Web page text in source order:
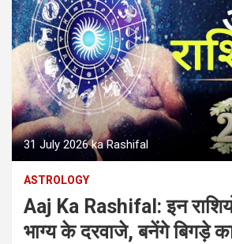
31 July 2026 ka Rashifal
ASTROLOGY
Aaj Ka Rashifal: इन
भाग्य के दरवाजे, बनेंगे बिगड़े